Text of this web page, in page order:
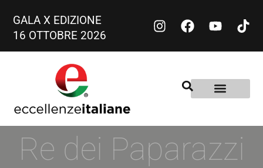
GALA X EDIZIONE
16 OTTOBRE 2026
Re dei Paparazzi